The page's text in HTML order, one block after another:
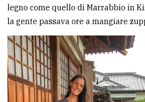
legno come quello di Marrabbio in
la gente passava ore a mangiare